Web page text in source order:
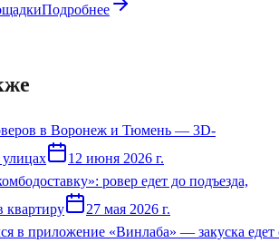
Подробнее
в Воронеж и Тюмень — 3D-
12 июня 2026 г.
ровер едет до подъезда,
квартиру
27 мая 2026 г.
в приложение «Винлаба» — закуска едет